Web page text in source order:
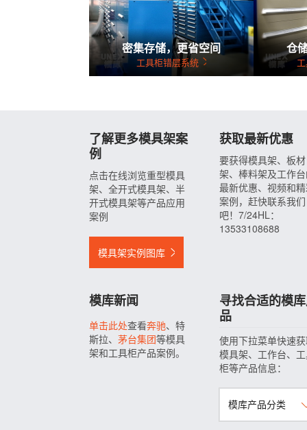
密集存储，更省空间
工具柜错层系统
仓
了解更多模具架案
例
点击在线浏览重型模具
架、全开式模具架、半
开式模具架等产品应用
案例
模具架实例图库
获取最新优惠
要获得模具架、板材
架、棒料架及工作
最新优惠、视频和
案例，赶快联系我们
吧！7/24HL：
13533108688
模库新闻
单击此处查看奔驰、特
斯拉、 茅台集团等模具
架和工具柜产品案例。
寻找合适的模
品
使用下拉菜单快速
模具架、工作台、
柜等产品信息：
模库产品分类